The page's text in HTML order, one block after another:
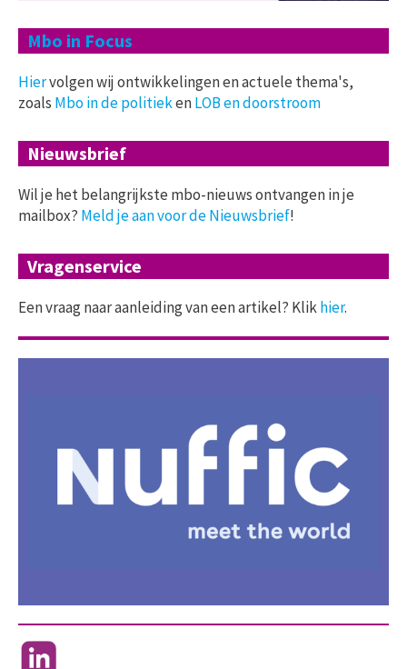
Mbo in Focus
Hiervolgen wij ontwikkelingen en actuele thema's,
zoals Mbo in de politiekenLOB en doorstroom
Nieuwsbrief
Wil je het belangrijkste mbo-nieuws ontvangen in je
mailbox? Meld je aan voor de Nieuwsbrief!
Vragenservice
Een vraag naar aanleiding van een artikel? Klikhier.